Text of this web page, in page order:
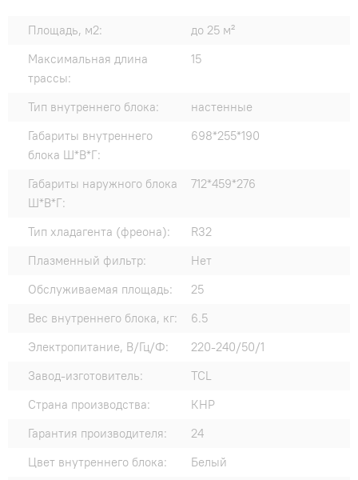
Площадь, м2:
до 25 м²
Максимальная длина
трассы:
15
Тип внутреннего блока:
настенные
Габариты внутреннего
блока Ш*В*Г:
698*255*190
Габариты наружного блока
Ш*В*Г:
712*459*276
Тип хладагента (фреона):
R32
Плазменный фильтр:
Нет
Обслуживаемая площадь:
25
Вес внутреннего блока, кг:
6.5
Электропитание, В/Гц/Ф:
220-240/50/1
Завод-изготовитель:
TCL
Страна производства:
КНР
Гарантия производителя:
24
Цвет внутреннего блока:
Белый